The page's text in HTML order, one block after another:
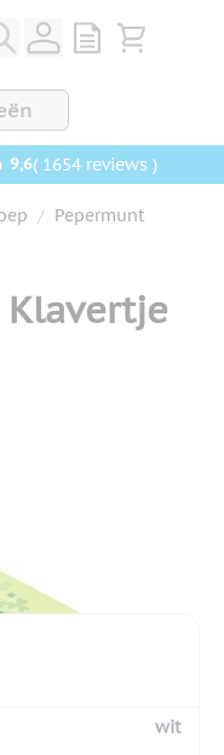
View quote,
Bekijk
9,6( 1654 reviews )
/ Pepermunt
wit